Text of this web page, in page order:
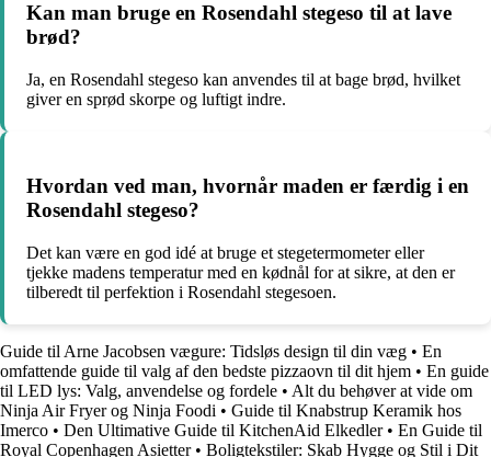
Kan man bruge en Rosendahl stegeso til at lave
brød?
Ja, en Rosendahl stegeso kan anvendes til at bage brød, hvilket
giver en sprød skorpe og luftigt indre.
Hvordan ved man, hvornår maden er færdig i en
Rosendahl stegeso?
Det kan være en god idé at bruge et stegetermometer eller
tjekke madens temperatur med en kødnål for at sikre, at den er
tilberedt til perfektion i Rosendahl stegesoen.
Guide til Arne Jacobsen vægure: Tidsløs design til din væg • En
omfattende guide til valg af den bedste pizzaovn til dit hjem • En guide
til LED lys: Valg, anvendelse og fordele • Alt du behøver at vide om
Ninja Air Fryer og Ninja Foodi • Guide til Knabstrup Keramik hos
Imerco • Den Ultimative Guide til KitchenAid Elkedler• En Guide til
Royal Copenhagen Asietter• Boligtekstiler: Skab Hygge og Stil i Dit